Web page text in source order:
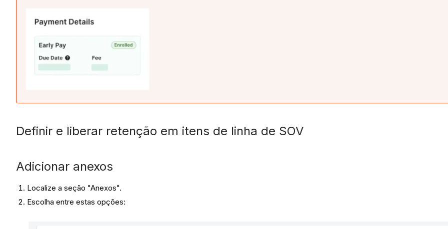
Definir e liberar retenção em itens de linha de SOV
Adicionar anexos
Localize a seção "Anexos".
Escolha entre estas opções: